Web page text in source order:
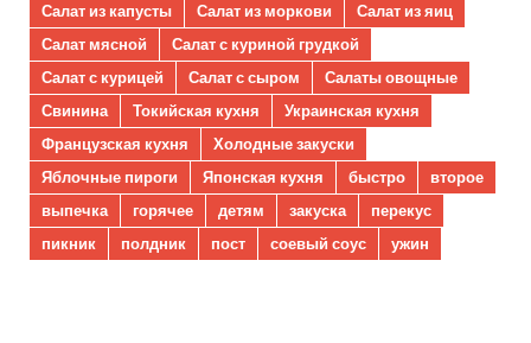
Салат из капусты
Салат из моркови
Салат из яиц
Салат мясной
Салат с куриной грудкой
Салат с курицей
Салат с сыром
Салаты овощные
Свинина
Токийская кухня
Украинская кухня
Французская кухня
Холодные закуски
Яблочные пироги
Японская кухня быстро
второе
выпечка
горячее детям закуска
перекус
пикник
полдник пост соевый соус ужин